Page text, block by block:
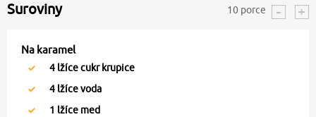
Suroviny 10 porce
Na karamel
4 lžíce cukr krupice
4 lžíce voda
1 lžíce med